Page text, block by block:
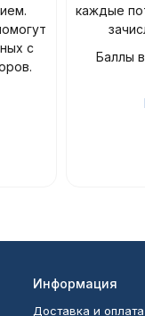
с
каждые
Баллы
Информация
Доставка и оплата